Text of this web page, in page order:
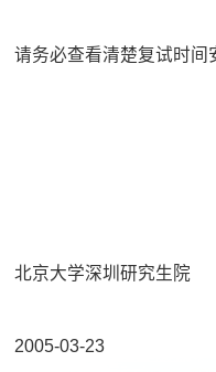
请务必查看清楚复试时间
北京大学深圳研究生院
2005-03-23